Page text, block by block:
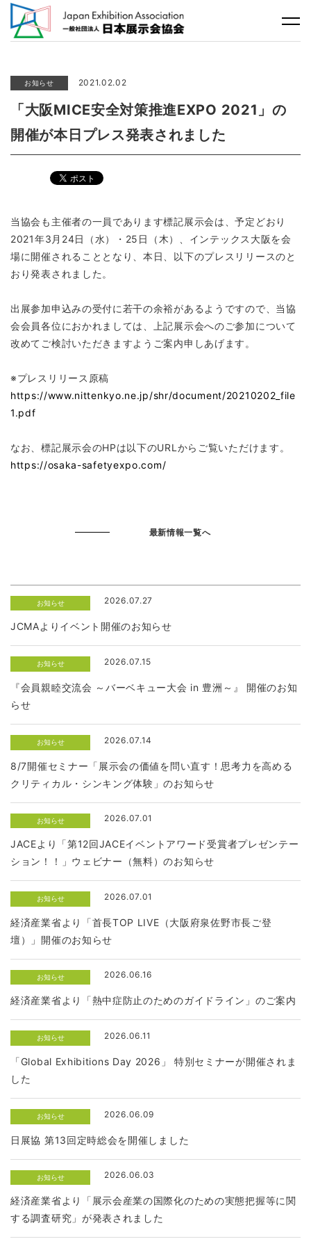
お知らせ 2021.02.02
「大阪MICE安全対策推進EXPO 2021」の
開催が本日プレス発表されました
当協会も主催者の一員であります標記展示会は、予定どおり
2021年3月24日（水）・25日（木）、インテックス大阪を会
場に開催されることとなり、本日、以下のプレスリリースのと
おり発表されました。
出展参加申込みの受付に若干の余裕があるようですので、当協
会会員各位におかれましては、上記展示会へのご参加について
改めてご検討いただきますようご案内申しあげます。
※プレスリリース原稿
https://www.nittenkyo.ne.jp/shr/document/20210202_file
1.pdf
なお、標記展示会のHPは以下のURLからご覧いただけます。
https://osaka-safetyexpo.com/
最新情報一覧へ
お知らせ 2026.07.27
JCMAよりイベント開催のお知らせ
お知らせ 2026.07.15
『会員親睦交流会 ～バーベキュー大会 in 豊洲～』 開催のお知
らせ
お知らせ 2026.07.14
8/7開催セミナー「展示会の価値を問い直す！思考力を高める
クリティカル・シンキング体験」のお知らせ
お知らせ 2026.07.01
JACEより「第12回JACEイベントアワード受賞者プレゼンテー
ション！！」ウェビナー（無料）のお知らせ
お知らせ 2026.07.01
経済産業省より「首長TOP LIVE（大阪府泉佐野市長ご登
壇）」開催のお知らせ
お知らせ 2026.06.16
経済産業省より「熱中症防止のためのガイドライン」のご案内
お知らせ 2026.06.11
「Global Exhibitions Day 2026」 特別セミナーが開催されま
した
お知らせ 2026.06.09
日展協 第13回定時総会を開催しました
お知らせ 2026.06.03
経済産業省より「展示会産業の国際化のための実態把握等に関
する調査研究」が発表されました